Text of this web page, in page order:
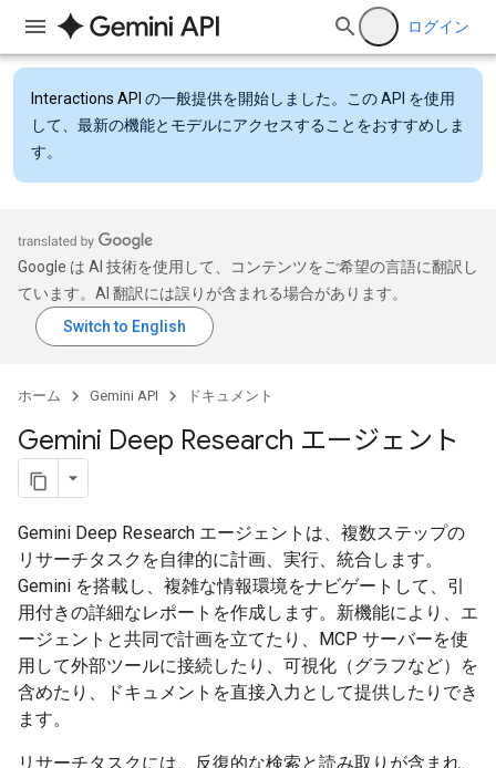
ログイン
Interactions API の一般提供を開始しました。この API を使用
して、最新の機能とモデルにアクセスすることをおすすめしま
す。
Google は AI 技術を使用して、コンテンツをご希望の言語に翻訳し
ています。AI 翻訳には誤りが含まれる場合があります。
ホーム Gemini API ドキュメント
Gemini Deep Research エージェント
Gemini Deep Research エージェントは、複数ステップの
リサーチタスクを自律的に計画、実行、統合します。
Gemini を搭載し、複雑な情報環境をナビゲートして、引
用付きの詳細なレポートを作成します。新機能により、エ
ージェントと共同で計画を立てたり、MCP サーバーを使
用して外部ツールに接続したり、可視化（グラフなど）を
含めたり、ドキュメントを直接入力として提供したりでき
ます。
リサーチタスクには、反復的な検索と読み取りが含まれ、